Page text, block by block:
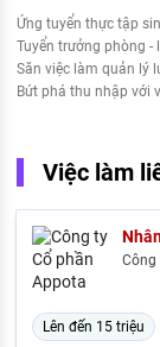
Ứng tuyển thực tập
Tuyển trưởng phòng
Săn việc làm quản lý
Bứt phá thu nhập với
Việc làm
Công
Lên đến 15 triệu